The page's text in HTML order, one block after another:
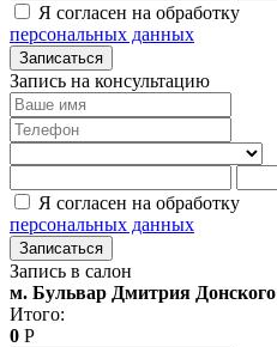
Я согласен на обработку
персональных данных
Записаться
Запись на консультацию
Я согласен на обработку
персональных данных
Записаться
Запись в салон
м. Бульвар Дмитрия Донского
Итого:
0 Р